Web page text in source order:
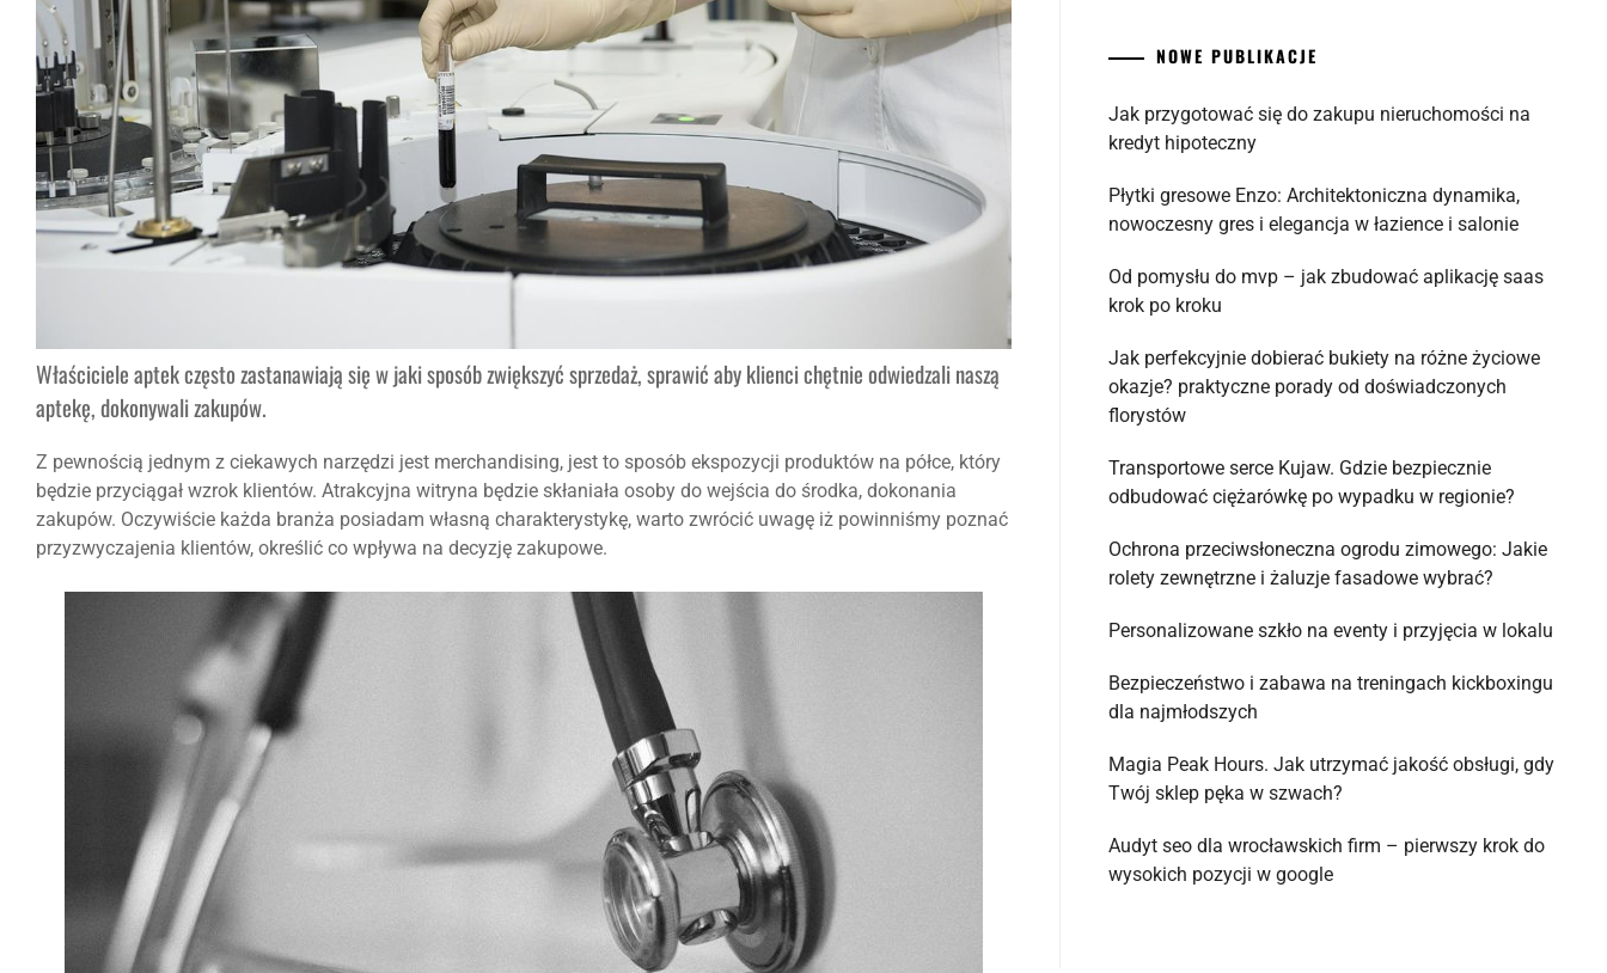
Właściciele aptek często zastanawiają się w jaki sposób zwiększyć sprzedaż, sprawić aby klienci chętnie odwiedzali naszą
aptekę, dokonywali zakupów.
Z pewnością jednym z ciekawych narzędzi jest merchandising, jest to sposób ekspozycji produktów na półce, który
będzie przyciągał wzrok klientów. Atrakcyjna witryna będzie skłaniała osoby do wejścia do środka, dokonania
zakupów. Oczywiście każda branża posiadam własną charakterystykę, warto zwrócić uwagę iż powinniśmy poznać
przyzwyczajenia klientów, określić co wpływa na decyzję zakupowe.
NOWE PUBLIKACJE
Jak przygotować się do zakupu nieruchomości na
kredyt hipoteczny
Płytki gresowe Enzo: Architektoniczna dynamika,
nowoczesny gres i elegancja w łazience i salonie
Od pomysłu do mvp – jak zbudować aplikację saas
krok po kroku
Jak perfekcyjnie dobierać bukiety na różne życiowe
okazje? praktyczne porady od doświadczonych
florystów
Transportowe serce Kujaw. Gdzie bezpiecznie
odbudować ciężarówkę po wypadku w regionie?
Ochrona przeciwsłoneczna ogrodu zimowego: Jakie
rolety zewnętrzne i żaluzje fasadowe wybrać?
Personalizowane szkło na eventy i przyjęcia w lokalu
Bezpieczeństwo i zabawa na treningach kickboxingu
dla najmłodszych
Magia Peak Hours. Jak utrzymać jakość obsługi, gdy
Twój sklep pęka w szwach?
Audyt seo dla wrocławskich firm – pierwszy krok do
wysokich pozycji w google